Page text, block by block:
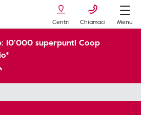
Centri Chiamaci Menu
10’000 superpunti Coop